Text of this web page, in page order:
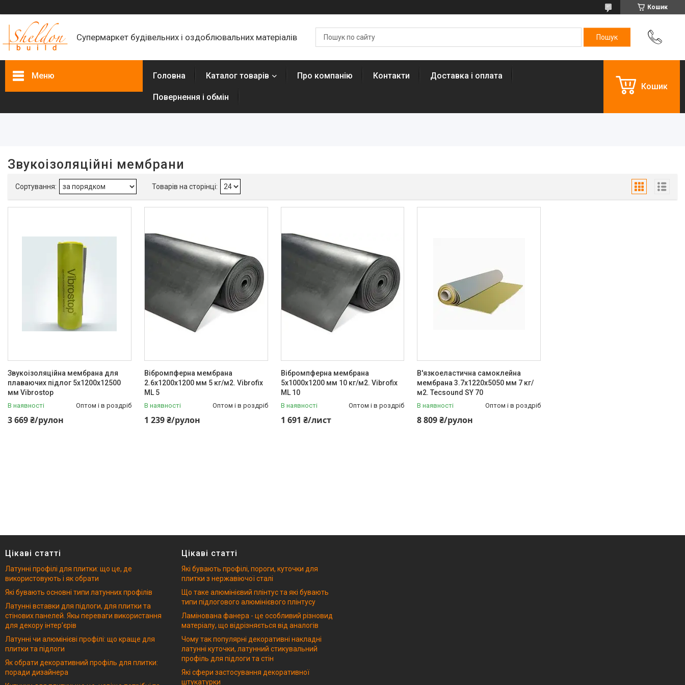
Кошик
Супермаркет будівельних і оздоблювальних матеріалів
Меню
В наявності 4
Головна Каталог товарів Про компанію Контакти Доставка і оплата
Повернення і обмін
Кошик
Звукоізоляційні мембрани
Звукоізоляційна мембрана для
плаваючих підлог 5х1200х12500
мм Vibrostop
В наявності Оптом і в роздріб
3 669 ₴/рулон
Вібромпферна мембрана
2.6х1200х1200 мм 5 кг/м2. Vibrofix
ML 5
В наявності Оптом і в роздріб
1 239 ₴/рулон
Вібромпферна мембрана
5х1000х1200 мм 10 кг/м2. Vibrofix
ML 10
В наявності Оптом і в роздріб
1 691 ₴/лист
В'язкоеластична самоклейна
мембрана 3.7х1220х5050 мм 7 кг/
м2. Tecsound SY 70
В наявності Оптом і в роздріб
8 809 ₴/рулон
Цікаві статті
Латунні профілі для плитки: що це, де
використовують і як обрати
Які бувають основні типи латунних профілів
Латунні вставки для підлоги, для плитки та
стінових панелей. Якы переваги використання
для декору інтерʼєрів
Латунні чи алюмінієві профілі: що краще для
плитки та підлоги
Як обрати декоративний профіль для плитки:
поради дизайнера
Цікаві статті
Які бувають профілі, пороги, куточки для
плитки з нержавіючої сталі
Що таке алюмінієвий плінтус та які бувають
типи підлогового алюмінієвого плінтусу
Ламінована фанера - це особливий різновид
матеріалу, що відрізняється від аналогів
Чому так популярні декоративні накладні
латунні куточки, латунний стикувальний
профіль для підлоги та стін
Які сфери застосування декоративної
штукатурки